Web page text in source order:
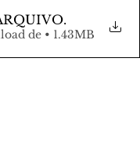
.
Fazer download de • 1.43MB